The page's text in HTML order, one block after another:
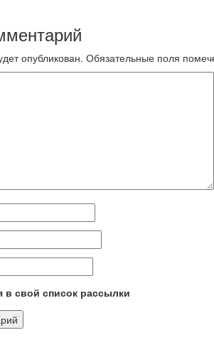
опубликован. Обязательные поля
в свой список рассылки